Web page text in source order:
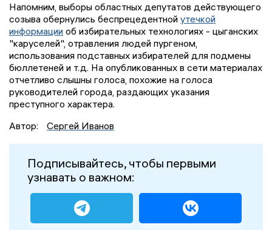
Напомним, выборы областных депутатов действующего
созыва обернулись беспрецедентной утечкой
информации об избирательных технологиях - цыганских
"каруселей", отравления людей пургеном,
использования подставных избирателей для подмены
бюллетеней и т.д. На опубликованных в сети материалах
отчетливо слышны голоса, похожие на голоса
руководителей города, раздающих указания
преступного характера.
Автор:
Сергей Иванов
Подписывайтесь, чтобы первыми
узнавать о важном: